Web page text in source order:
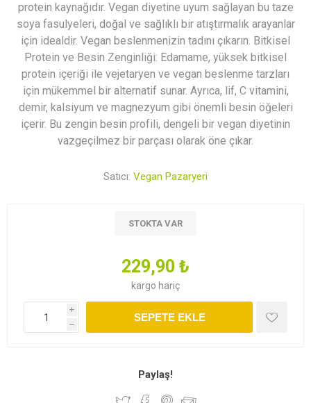
protein kaynağıdır. Vegan diyetine uyum sağlayan bu taze
soya fasulyeleri, doğal ve sağlıklı bir atıştırmalık arayanlar
için idealdir. Vegan beslenmenizin tadını çıkarın. Bitkisel
Protein ve Besin Zenginliği: Edamame, yüksek bitkisel
protein içeriği ile vejetaryen ve vegan beslenme tarzları
için mükemmel bir alternatif sunar. Ayrıca, lif, C vitamini,
demir, kalsiyum ve magnezyum gibi önemli besin öğeleri
içerir. Bu zengin besin profili, dengeli bir vegan diyetinin
vazgeçilmez bir parçası olarak öne çıkar.
Satıcı: Vegan Pazaryeri
STOKTA VAR
229,90 ₺
kargo hariç
i
h
SEPETE EKLE
Paylaş!